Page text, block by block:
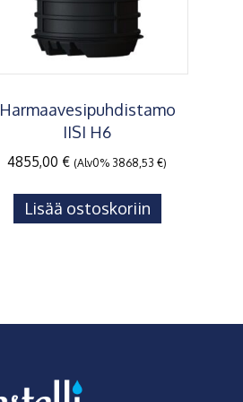
Harmaavesipuhdistamo
IISI H6
4855,00 € (Alv0% 3868,53€)
Lisää ostoskoriin